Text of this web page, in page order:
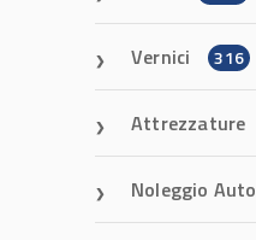
Vernici 316
Attrezzature
Noleggio Auto